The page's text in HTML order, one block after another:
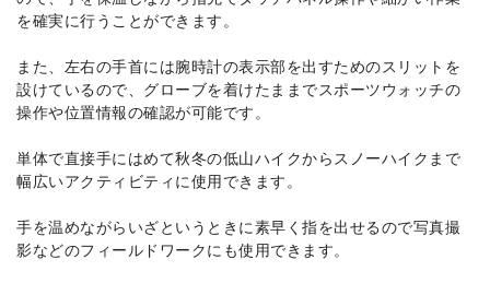
を確実に行うことができます。
また、左右の手首には腕時計の表示部を出すためのスリットを
設けているので、グローブを着けたままでスポーツウォッチの
操作や位置情報の確認が可能です。
単体で直接手にはめて秋冬の低山ハイクからスノーハイクまで
幅広いアクティビティに使用できます。
手を温めながらいざというときに素早く指を出せるので写真撮
影などのフィールドワークにも使用できます。